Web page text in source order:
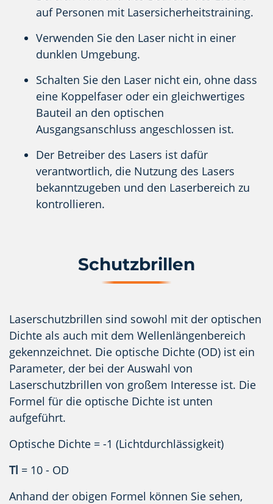
auf Personen mit Lasersicherheitstraining.
Verwenden Sie den Laser nicht in einer
dunklen Umgebung.
Schalten Sie den Laser nicht ein, ohne dass
eine Koppelfaser oder ein gleichwertiges
Bauteil an den optischen
Ausgangsanschluss angeschlossen ist.
Der Betreiber des Lasers ist dafür
verantwortlich, die Nutzung des Lasers
bekanntzugeben und den Laserbereich zu
kontrollieren.
Schutzbrillen
Laserschutzbrillen sind sowohl mit der optischen
Dichte als auch mit dem Wellenlängenbereich
gekennzeichnet. Die optische Dichte (OD) ist ein
Parameter, der bei der Auswahl von
Laserschutzbrillen von großem Interesse ist. Die
Formel für die optische Dichte ist unten
aufgeführt.
Optische Dichte = -1 (Lichtdurchlässigkeit)
Tl = 10 - OD
Anhand der obigen Formel können Sie sehen,